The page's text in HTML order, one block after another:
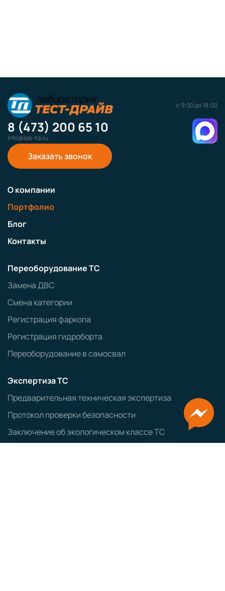
с 9:00 до 18:00
8 (473) 200 65 10
info@lab-td.ru
Заказать звонок
О компании
Портфолио
Блог
Контакты
Переоборудование ТС
Замена ДВС
Смена категории
Регистрация фаркопа
Регистрация гидроборта
Переоборудование в самосвал
Экспертиза ТС
Предварительная техническая экспертиза
Протокол проверки безопасности
Заключение об экологическом классе ТС